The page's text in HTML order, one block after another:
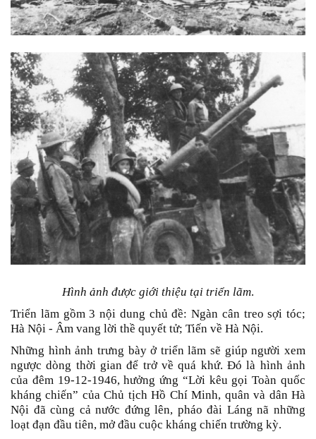
Hình ảnh được giới thiệu tại triển lãm.
Triển lãm gồm 3 nội dung chủ đề: Ngàn cân treo sợi tóc;
Hà Nội - Âm vang lời thề quyết tử; Tiến về Hà Nội.
Những hình ảnh trưng bày ở triển lãm sẽ giúp người xem
ngược dòng thời gian để trở về quá khứ. Đó là hình ảnh
của đêm 19-12-1946, hưởng ứng “Lời kêu gọi Toàn quốc
kháng chiến” của Chủ tịch Hồ Chí Minh, quân và dân Hà
Nội đã cùng cả nước đứng lên, pháo đài Láng nã những
loạt đạn đầu tiên, mở đầu cuộc kháng chiến trường kỳ.